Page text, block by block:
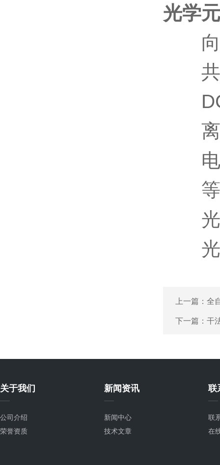
光学
向
共
DC
离
电
等
光
光
上一篇： 全
下一篇： 干
关于我们
公司介绍
荣誉资质
新闻资讯
新闻中心
技术文章
联
联
在